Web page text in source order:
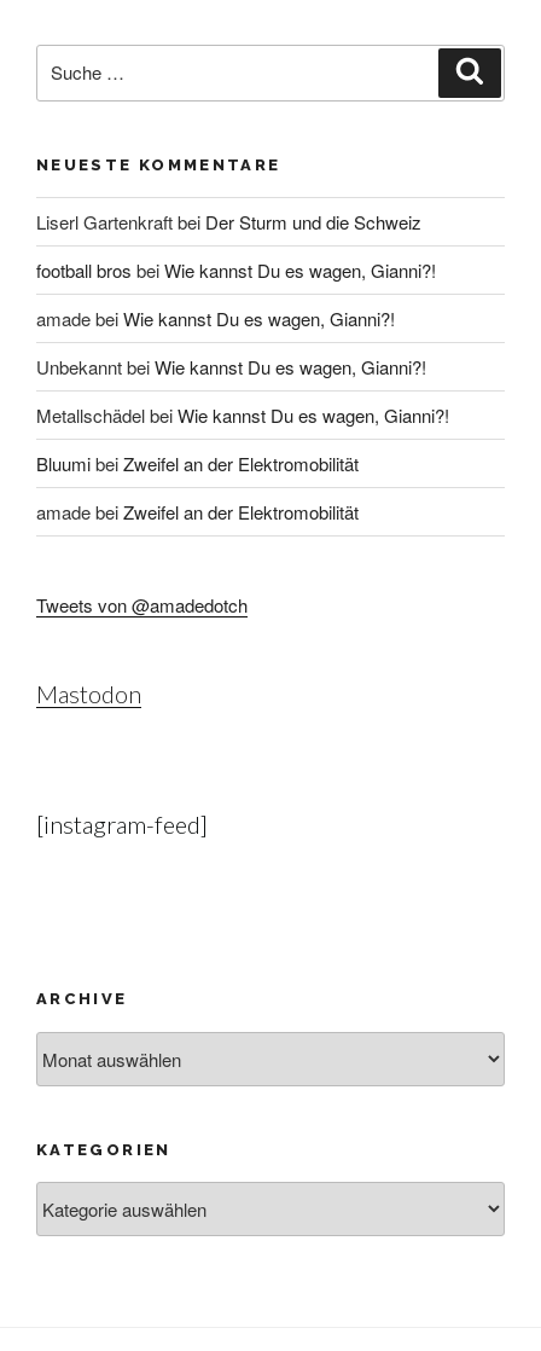
nach:
NEUESTE KOMMENTARE
Liserl Gartenkraftbei Der Sturm und die Schweiz
football bros beiWie kannst Du es wagen, Gianni?!
amadebeiWie kannst Du es wagen, Gianni?!
UnbekanntbeiWie kannst Du es wagen, Gianni?!
MetallschädelbeiWie kannst Du es wagen, Gianni?!
BluumibeiZweifel an der Elektromobilität
amadebeiZweifel an der Elektromobilität
Tweets von @amadedotch
Mastodon
[instagram-feed]
ARCHIVE
KATEGORIEN